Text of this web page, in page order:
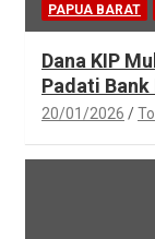
PAPUA BARAT
Dana KIP
Padati
20/01/2026